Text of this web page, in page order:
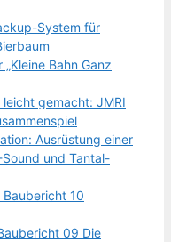
System für
Bahn Ganz
gemacht: JMRI
Ausrüstung einer
und Tantal-
10
09 Die